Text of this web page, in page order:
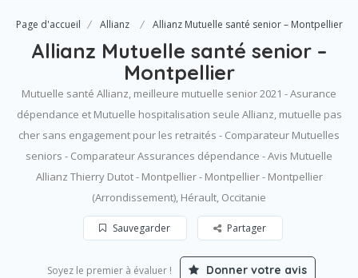
Page d'accueil Allianz Allianz Mutuelle santé senior – Montpellier
Allianz Mutuelle santé senior –
Montpellier
Mutuelle santé Allianz, meilleure mutuelle senior 2021 - Asurance
dépendance et Mutuelle hospitalisation seule Allianz, mutuelle pas
cher sans engagement pour les retraités - Comparateur Mutuelles
seniors - Comparateur Assurances dépendance - Avis Mutuelle
Allianz Thierry Dutot - Montpellier - Montpellier - Montpellier
(Arrondissement), Hérault, Occitanie
Sauvegarder Partager
Soyez le premier à évaluer ! Donner votre avis